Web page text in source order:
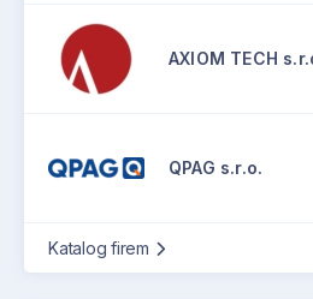
AXIOM TECH
QPAG s.r.o.
Katalog firem